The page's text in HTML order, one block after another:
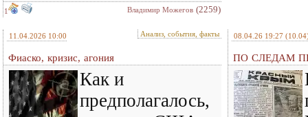
1 Владимир Можегов (2259)
11.04.2026 10:00 Анализ, события, факты
Фиаско, кризис, агония
Как и
предполагалось,
08.04.26 19:27
ПО СЛЕДАМ